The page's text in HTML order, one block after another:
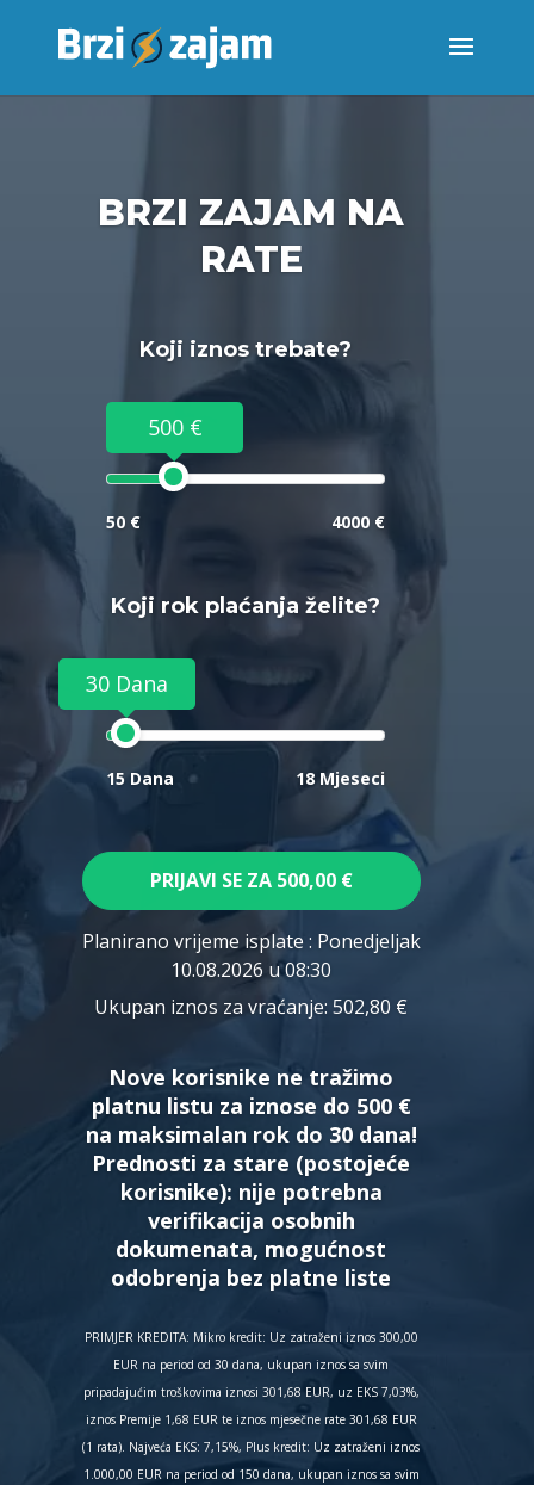
BRZI ZAJAM NA
RATE
Koji iznos trebate?
500 €
50 € 4000 €
Koji rok plaćanja želite?
30 Dana
15 Dana 18 Mjeseci
PRIJAVI SE ZA 500,00 €
Planirano vrijeme isplate : Ponedjeljak
10.08.2026 u 08:30
Ukupan iznos za vraćanje: 502,80 €
Nove korisnike ne tražimo
platnu listu za iznose do 500 €
na maksimalan rok do 30 dana!
Prednosti za stare (postojeće
korisnike): nije potrebna
verifikacija osobnih
dokumenata, mogućnost
odobrenja bez platne liste
PRIMJER KREDITA: Mikro kredit: Uz zatraženi iznos 300,00
EUR na period od 30 dana, ukupan iznos sa svim
pripadajućim troškovima iznosi 301,68 EUR, uz EKS 7,03%,
iznos Premije 1,68 EUR te iznos mjesečne rate 301,68 EUR
(1 rata). Najveća EKS: 7,15%, Plus kredit: Uz zatraženi iznos
1.000,00 EUR na period od 150 dana, ukupan iznos sa svim